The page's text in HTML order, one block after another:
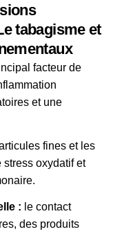
tabagisme et
facteur de
et une
fines et les
oxydatif et
: le contact
des produits